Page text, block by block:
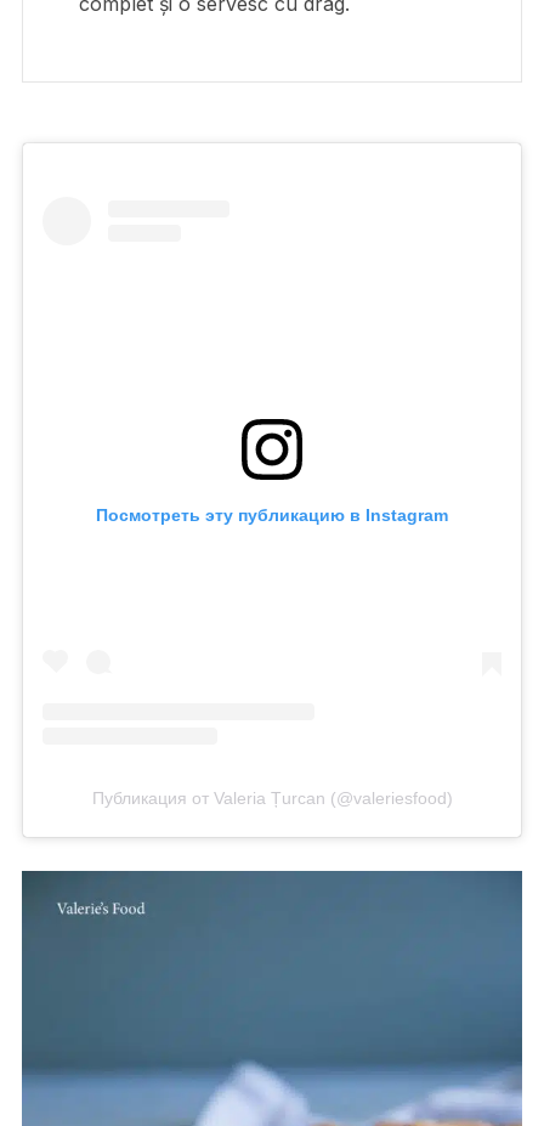
Посмотреть эту публикацию в Instagram
Публикация от Valeria Țurcan (@valeriesfood)